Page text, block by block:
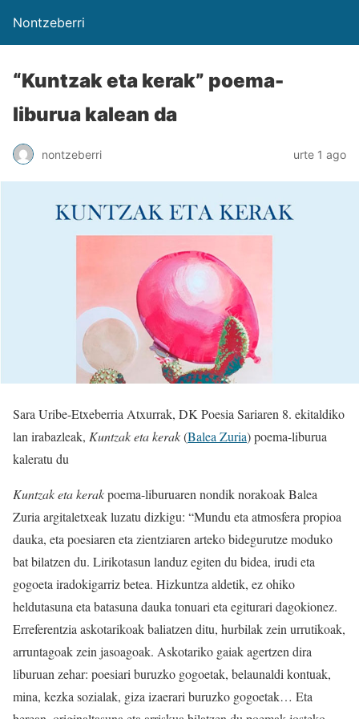
Nontzeberri
“Kuntzak eta kerak” poema-
liburua kalean da
nontzeberri urte 1 ago
Sara Uribe-Etxeberria Atxurrak, DK Poesia Sariaren 8. ekitaldiko
lan irabazleak, Kuntzak eta kerak(Balea Zuria) poema-liburua
kaleratu du
Kuntzak eta kerakpoema-liburuaren nondik norakoak Balea
Zuria argitaletxeak luzatu dizkigu: “Mundu eta atmosfera propioa
dauka, eta poesiaren eta zientziaren arteko bidegurutze moduko
bat bilatzen du. Lirikotasun landuz egiten du bidea, irudi eta
gogoeta iradokigarriz betea. Hizkuntza aldetik, ez ohiko
heldutasuna eta batasuna dauka tonuari eta egiturari dagokionez.
Erreferentzia askotarikoak baliatzen ditu, hurbilak zein urrutikoak,
arruntagoak zein jasoagoak. Askotariko gaiak agertzen dira
liburuan zehar: poesiari buruzko gogoetak, belaunaldi kontuak,
mina, kezka sozialak, giza izaerari buruzko gogoetak… Eta